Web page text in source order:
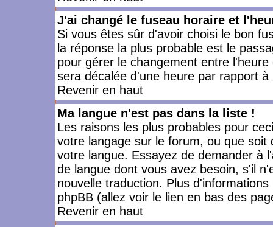
J'ai changé le fuseau horaire et
Si vous êtes sûr d'avoir choisi le bon
la réponse la plus probable est le
pour gérer le changement entre
sera décalée d'une heure par rapport à
Revenir en haut
Ma langue n'est pas dans la liste !
Les raisons les plus probables pour
votre langage sur le forum, ou que
votre langue. Essayez de demander à
de langue dont vous avez besoin, s'il
nouvelle traduction. Plus
phpBB (allez voir le lien en bas des
Revenir en haut